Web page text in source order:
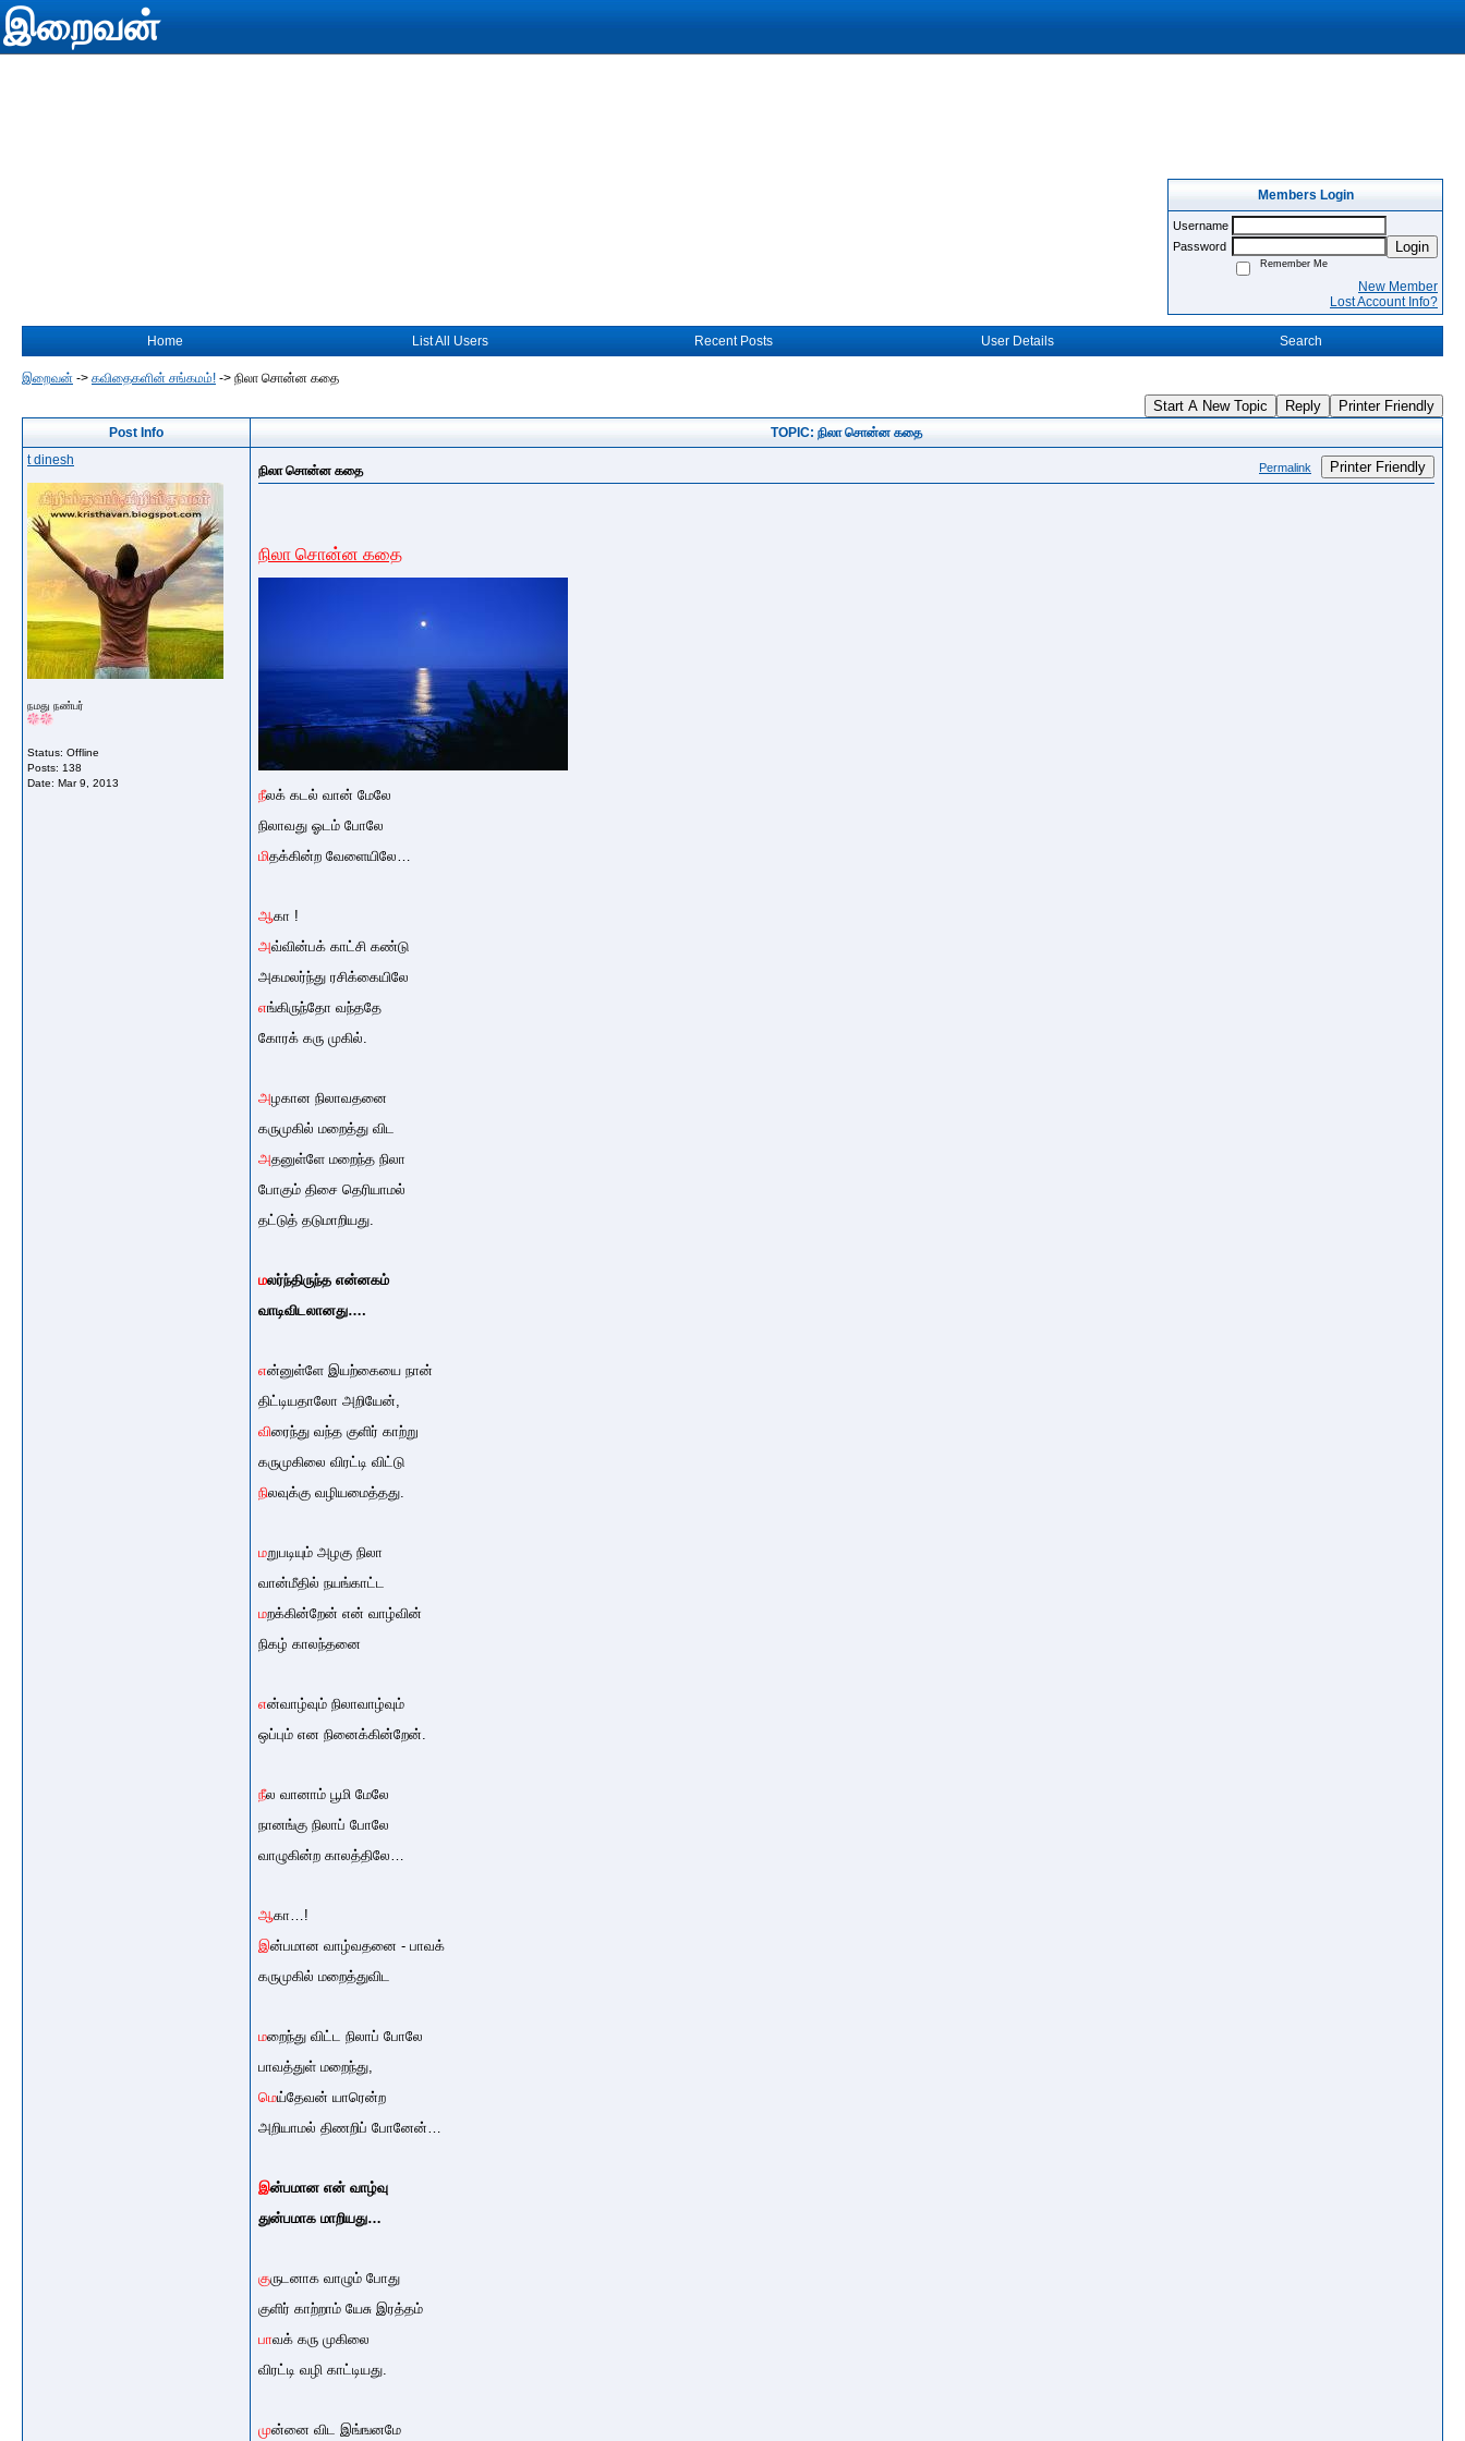
இறைவன்
Members Login
Username
Password
Login
Remember Me
New Member
Lost Account Info?
Home List All Users Recent Posts User Details Search
இறைவன் -> கவிதைகளின் சங்கமம்! -> நிலா சொன்ன கதை
Start A New Topic Reply Printer Friendly
Post Info
TOPIC: நிலா சொன்ன கதை
t dinesh
நமது நண்பர்
Status: Offline
Posts: 138
Date: Mar 9, 2013
நிலா சொன்ன கதை Permalink Printer Friendly
நிலா சொன்ன கதை
நீலக் கடல் வான் மேலே
நிலாவது ஓடம் போலே
மிதக்கின்ற வேளையிலே…
ஆகா !
அவ்வின்பக் காட்சி கண்டு
அகமலர்ந்து ரசிக்கையிலே
எங்கிருந்தோ வந்ததே
கோரக் கரு முகில்.
அழகான நிலாவதனை
கருமுகில் மறைத்து விட
அதனுள்ளே மறைந்த நிலா
போகும் திசை தெரியாமல்
தட்டுத் தடுமாறியது.
மலர்ந்திருந்த என்னகம்
வாடிவிடலானது….
என்னுள்ளே இயற்கையை நான்
திட்டியதாலோ அறியேன்,
விரைந்து வந்த குளிர் காற்று
கருமுகிலை விரட்டி விட்டு
நிலவுக்கு வழியமைத்தது.
மறுபடியும் அழகு நிலா
வான்மீதில் நயங்காட்ட
மறக்கின்றேன் என் வாழ்வின்
நிகழ் காலந்தனை
என்வாழ்வும் நிலாவாழ்வும்
ஒப்பும் என நினைக்கின்றேன்.
நீல வானாம் பூமி மேலே
நானங்கு நிலாப் போலே
வாழுகின்ற காலத்திலே…
ஆகா…!
இன்பமான வாழ்வதனை - பாவக்
கருமுகில் மறைத்துவிட
மறைந்து விட்ட நிலாப் போலே
பாவத்துள் மறைந்து,
மெய்தேவன் யாரென்ற
அறியாமல் திணறிப் போனேன்…
இன்பமான என் வாழ்வு
துன்பமாக மாறியது…
குருடனாக வாழும் போது
குளிர் காற்றாம் யேசு இரத்தம்
பாவக் கரு முகிலை
விரட்டி வழி காட்டியது.
முன்னை விட இங்ஙனமே